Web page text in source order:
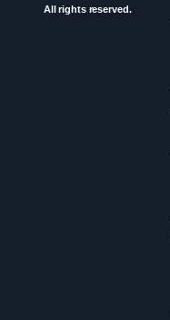
All rights reserved.